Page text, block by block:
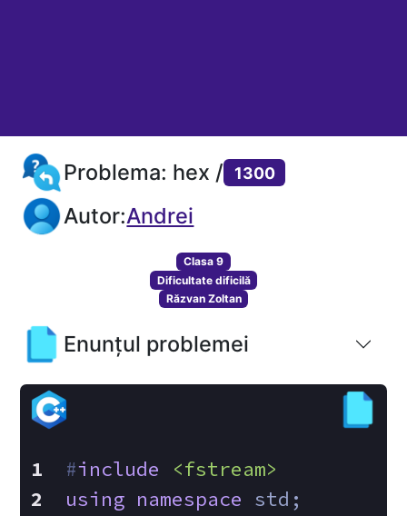
Problema: hex / 1300
Autor:Andrei
Clasa 9
Dificultate dificilă
Răzvan Zoltan
Enunțul problemei
#include
<fstream>
using namespace std;